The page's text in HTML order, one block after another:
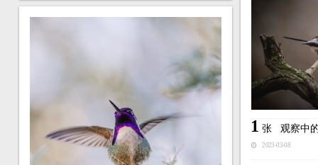
1 张 观察中
2023-03-08